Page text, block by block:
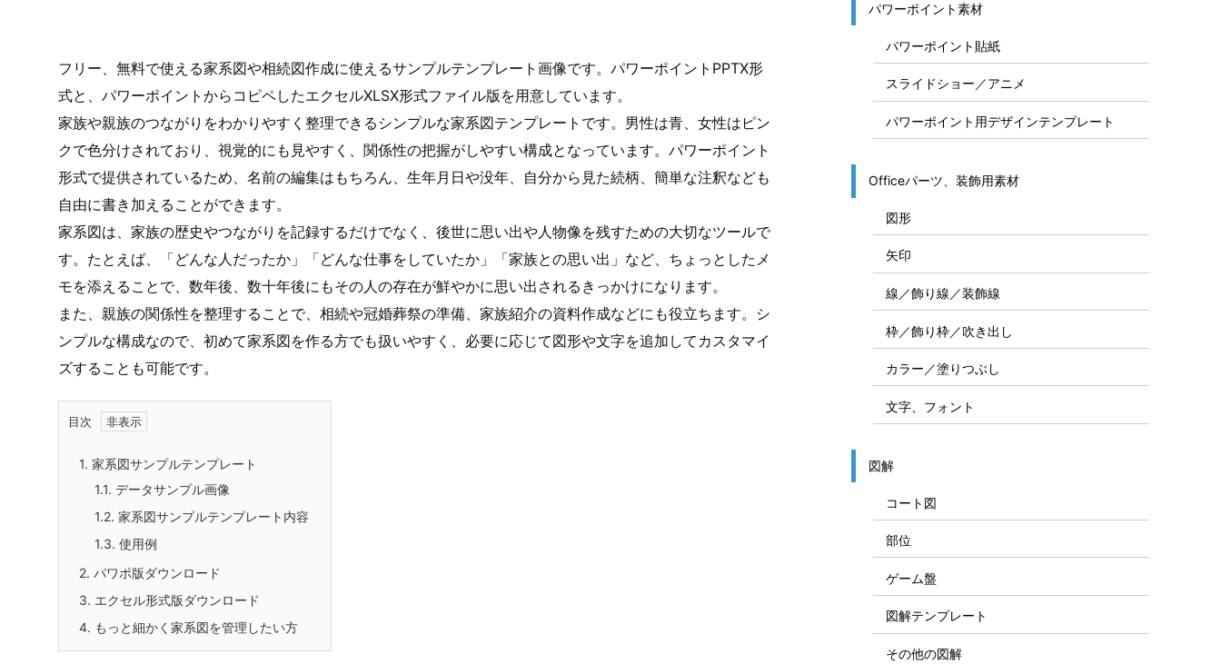
フリー、無料で使える家系図や相続図作成に使えるサンプルテンプレート画像です。パワーポイントPPTX形
式と、パワーポイントからコピペしたエクセルXLSX形式ファイル版を用意しています。
家族や親族のつながりをわかりやすく整理できるシンプルな家系図テンプレートです。男性は青、女性はピン
クで色分けされており、視覚的にも見やすく、関係性の把握がしやすい構成となっています。パワーポイント
形式で提供されているため、名前の編集はもちろん、生年月日や没年、自分から見た続柄、簡単な注釈なども
自由に書き加えることができます。
家系図は、家族の歴史やつながりを記録するだけでなく、後世に思い出や人物像を残すための大切なツールで
す。たとえば、「どんな人だったか」「どんな仕事をしていたか」「家族との思い出」など、ちょっとしたメ
モを添えることで、数年後、数十年後にもその人の存在が鮮やかに思い出されるきっかけになります。
また、親族の関係性を整理することで、相続や冠婚葬祭の準備、家族紹介の資料作成などにも役立ちます。シ
ンプルな構成なので、初めて家系図を作る方でも扱いやすく、必要に応じて図形や文字を追加してカスタマイ
ズすることも可能です。
目次
1. 家系図サンプルテンプレート
1.1. データサンプル画像
1.2. 家系図サンプルテンプレート内容
1.3. 使用例
2. パワポ版ダウンロード
3. エクセル形式版ダウンロード
4. もっと細かく家系図を管理したい方
パワーポイント素材
パワーポイント貼紙
スライドショー／アニメ
パワーポイント用デザインテンプレート
Officeパーツ、装飾用素材
図形
矢印
線／飾り線／装飾線
枠／飾り枠／吹き出し
カラー／塗りつぶし
文字、フォント
図解
コート図
部位
ゲーム盤
図解テンプレート
その他の図解